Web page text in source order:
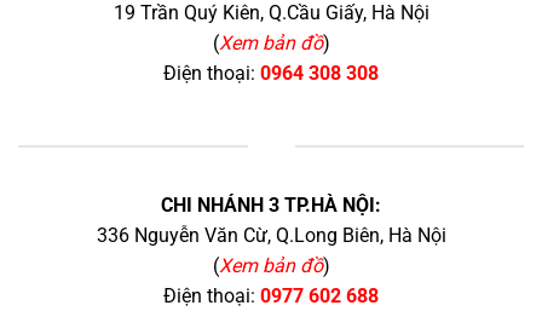
19 Trần Quý Kiên, Q.Cầu Giấy, Hà Nội
(Xem bản đồ)
Điện thoại: 0964 308 308
CHI NHÁNH 3 TP.HÀ NỘI:
336 Nguyễn Văn Cừ, Q.Long Biên, Hà Nội
(Xem bản đồ)
Điện thoại: 0977 602 688